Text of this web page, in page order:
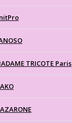
TRICOTE Paris